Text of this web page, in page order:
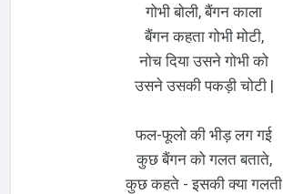
गोभी बोली, बैंगन काला
बैंगन कहता गोभी मोटी,
नोच दिया उसने गोभी को
उसने उसकी पकड़ी चोटी |
फल-फूलो की भीड़ लग गई
कुछ बैंगन को गलत बताते,
कुछ कहते - इसकी क्या गलती